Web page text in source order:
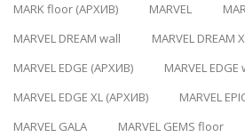
MARK floor (АРХИВ)
MARVEL
MARVEL DREAM wall
MARVEL DREAM
MARVEL EDGE (АРХИВ)
MARVEL
MARVEL EDGE XL (АРХИВ)
MARVEL
MARVEL GALA
MARVEL GEMS floor